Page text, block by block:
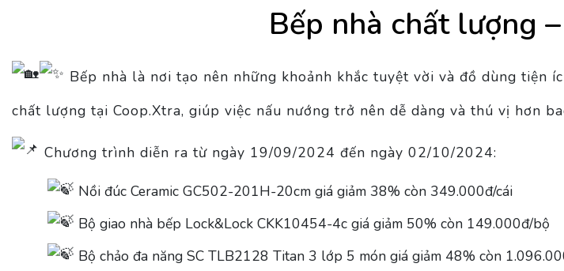
Bếp nhà chất lượng
Bếp nhà là nơi tạo nên những khoảnh khắc tuyệt vời và đồ dùng tiện
chất lượng tại Coop.Xtra, giúp việc nấu nướng trở nên dễ dàng và thú vị hơn
Chương trình diễn ra từ ngày 19/09/2024 đến ngày 02/10/2024:
Nồi đúc Ceramic GC502-201H-20cm giá giảm 38% còn 349.000đ/cái
Bộ giao nhà bếp Lock&Lock CKK10454-4c giá giảm 50% còn 149.000đ/bộ
Bộ chảo đa năng SC TLB2128 Titan 3 lớp 5 món giá giảm 48% còn